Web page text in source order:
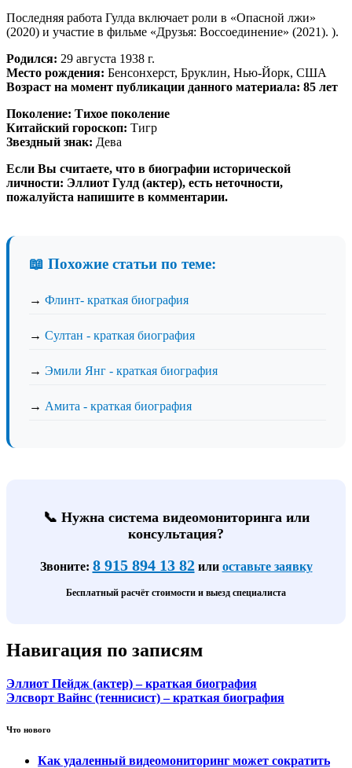
Последняя работа Гулда включает роли в «Опасной лжи»
(2020) и участие в фильме «Друзья: Воссоединение» (2021). ).
Родился: 29 августа 1938 г.
Место рождения: Бенсонхерст, Бруклин, Нью-Йорк, США
Возраст на момент публикации данного материала: 85 лет
Поколение: Тихое поколение
Китайский гороскоп: Тигр
Звездный знак: Дева
Если Вы считаете, что в биографии исторической
личности: Эллиот Гулд (актер), есть неточности,
пожалуйста напишите в комментарии.
📖 Похожие статьи по теме:
→ Флинт- краткая биография
→ Султан - краткая биография
→ Эмили Янг - краткая биография
→ Амита - краткая биография
📞 Нужна система видеомониторинга или
консультация?
Звоните: 8 915 894 13 82или оставьте заявку
Бесплатный расчёт стоимости и выезд специалиста
Навигация по записям
Эллиот Пейдж (актер) – краткая биография
Элсворт Вайнс (теннисист) – краткая биография
Что нового
Как удаленный видеомониторинг может сократить